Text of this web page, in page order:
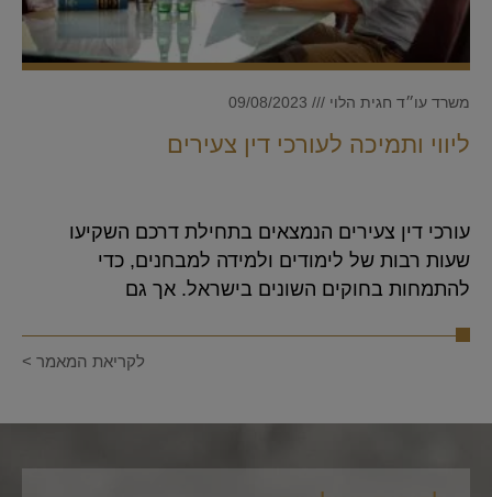
ליווי ותמיכה לעורכי דין צעירים
משרד עו״ד חגית הלוי
עורכי דין צעירים הנמצאים בתחילת דרכם השקיעו
שעות רבות של לימודים ולמידה למבחנים, כדי
להתמחות בחוקים השונים בישראל. אך גם
לקריאת המאמר >